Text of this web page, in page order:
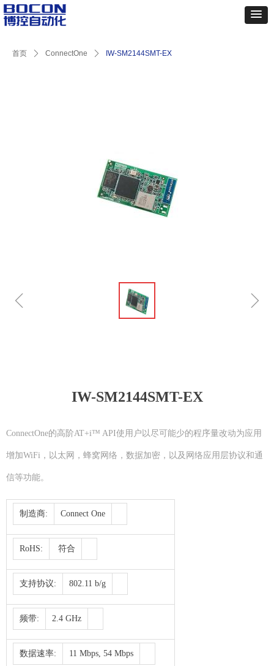
首页 ꄲ ConnectOne ꄲ IW-SM2144SMT-EX
IW-SM2144SMT-EX
ConnectOne的高阶AT+i™ API使用户以尽可能少的程序量改动为应用
增加WiFi，以太网，蜂窝网络，数据加密，以及网络应用层协议和通
信等功能。
制造商: Connect One
RoHS: 符合
支持协议: 802.11 b/g
频带: 2.4 GHz
数据速率: 11 Mbps, 54 Mbps
ꁆ ꁇ